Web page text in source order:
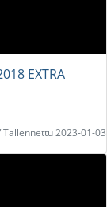
EXTRA
Tallennettu 2023-01-03